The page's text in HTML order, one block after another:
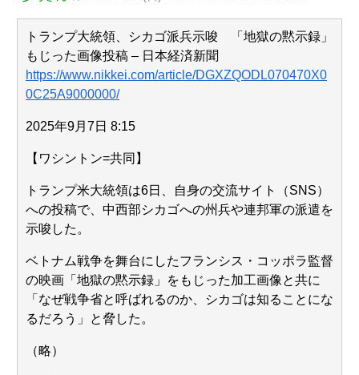
【凄すぎる】 力士の嫁に美人が多い理由→「これ」だった
ｗｗｗｗｗｗｗ NEW!
【悲報】 楽天、ガチで逝くｗｗｗｗｗｗｗｗｗｗｗｗｗｗ
ｗｗｗｗｗｗ NEW!
【物議】板倉滉”年収7億円”報道にガル民騒然→トピ乱立に
「もういい」の声もｗｗｗ
音とリアル体験談を徹底整理
パチンコ京楽産業に譲渡【ノース・リバー】【窪田康志】
パチンコ京楽産業に譲渡【ノース・リバー】【窪田康志】
Powered by livedoor 相互RSS
トランプ大統領、シカゴ派兵示唆 「地獄の黙示録」
もじった画像投稿 – 日本経済新聞
https://www.nikkei.com/article/DGXZQODL070470X0
0C25A9000000/
2025年9月7日 8:15
【ワシントン=共同】
トランプ米大統領は6日、自身の交流サイト（SNS）
への投稿で、中西部シカゴへの州兵や連邦軍の派遣を
示唆した。
ベトナム戦争を舞台にしたフランシス・コッポラ監督
の映画「地獄の黙示録」をもじった加工画像と共に
「なぜ戦争省と呼ばれるのか、シカゴは知ることにな
るだろう」と脅した。
（略）